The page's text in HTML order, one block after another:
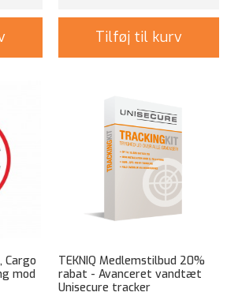
Tilføj til kurv
Cargo
mod
TEKNIQ Medlemstilbud 20%
rabat - Avanceret vandtæt
Unisecure tracker